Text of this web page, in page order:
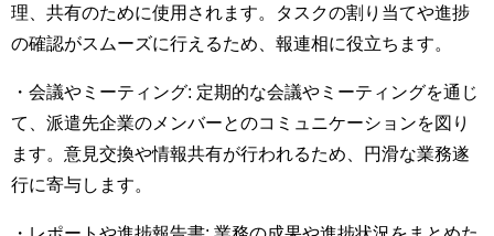
理、共有のために使用されます。タスクの割り当てや進捗
の確認がスムーズに行えるため、報連相に役立ちます。
・会議やミーティング: 定期的な会議やミーティングを通じ
て、派遣先企業のメンバーとのコミュニケーションを図り
ます。意見交換や情報共有が行われるため、円滑な業務遂
行に寄与します。